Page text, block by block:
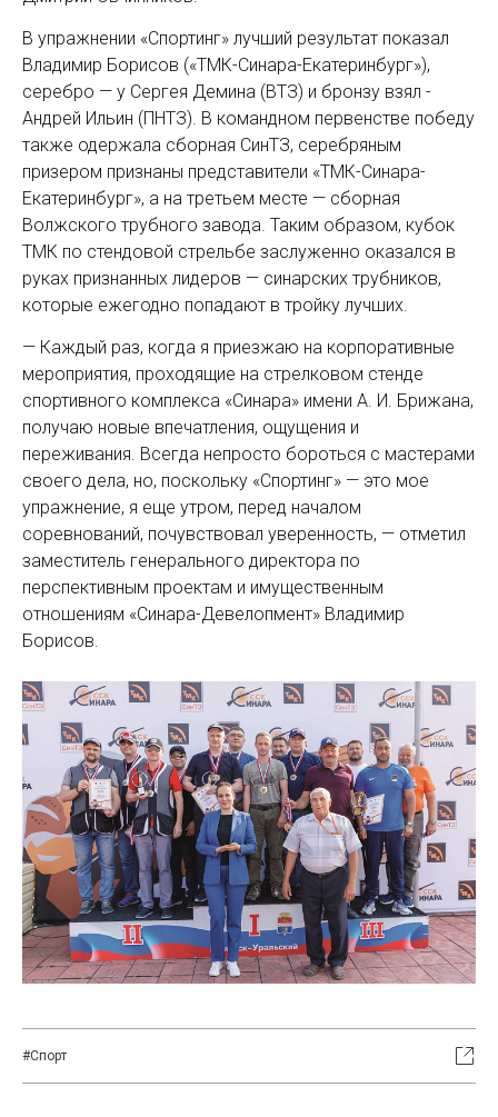
В упражнении «Спортинг» лучший результат показал
Владимир Борисов («ТМК-Синара-­Екатеринбург»),
серебро — у Сергея Демина (ВТЗ) и бронзу взял ­
Андрей Ильин (ПНТЗ). В командном первенстве победу
также одержала сборная СинТЗ, серебряным
призером признаны представители «ТМК-Синара-
Екатеринбург», а на третьем месте — сборная
Волжского трубного завода. Таким образом, кубок
ТМК по стендовой стрельбе заслуженно оказался в
руках признанных лидеров — синарских трубников,
которые ежегодно попадают в тройку лучших.
— Каждый раз, когда я приезжаю на корпоративные
мероприятия, проходящие на стрелковом стенде
спортивного комплекса «Синара» имени А. И. Брижана,
получаю новые впечатления, ощущения и
переживания. Всегда непросто бороться с мастерами
своего дела, но, поскольку «Спортинг» — это мое
упражнение, я еще утром, перед началом
соревнований, почувствовал уверенность, — отметил
заместитель генерального директора по
перспективным проектам и имущественным
отношениям «Синара-­Девелопмент» Владимир
Борисов.
#Спорт